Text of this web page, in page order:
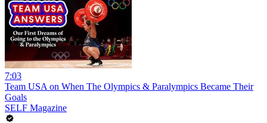
7:03
Team USA on When The Olympics & Paralympics Became Their
Goals
SELF Magazine